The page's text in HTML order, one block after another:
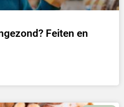
Feiten en